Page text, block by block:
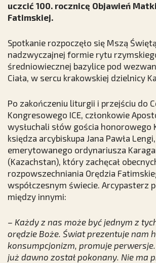
uczcić 100. rocznicę Objawień
Fatimskiej.
Spotkanie rozpoczęło się Mszą
nadzwyczajnej formie rytu
średniowiecznej bazylice pod
Ciała, w sercu krakowskiej dzielnicy
Po zakończeniu liturgii i przejściu do
Kongresowego ICE, członkowie
wysłuchali słów gościa honorowego
księdza arcybiskupa Jana Pawła Lengi,
emerytowanego ordynariusza
(Kazachstan), który zachęcał
rozpowszechniania Orędzia
współczesnym świecie. Arcypasterz
między innymi:
– Każdy z nas może być jednym z
orędzie Boże. Świat prezentuje nam
konsumpcjonizm, promuje perwersje.
już dawno został pokonany. Nie ma